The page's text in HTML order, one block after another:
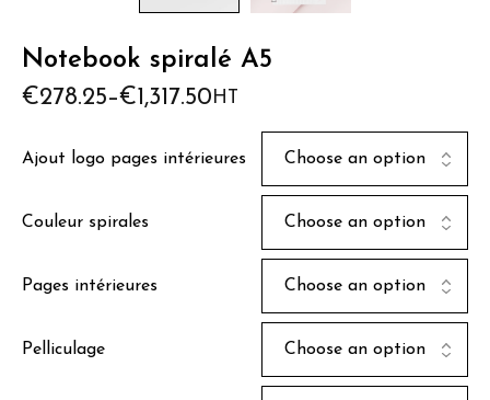
Notebook spiralé A5
€278.25–€1,317.50 HT
Ajout logo pages intérieures
Couleur spirales
Pages intérieures
Pelliculage